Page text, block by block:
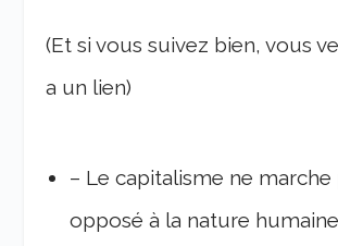
(Et si vous suivez bien, vous
a un lien)
– Le capitalisme ne marche
opposé à la nature